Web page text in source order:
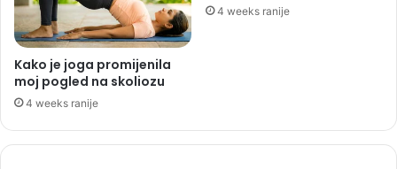
Kako je joga promijenila
moj pogled na skoliozu
4 weeks ranije
4 weeks ranije